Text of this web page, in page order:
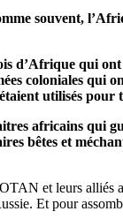
souvent,
d’Afrique qui
coloniales qui
utilisés pour
africains qui
bêtes et
et leurs alliés
Et pour